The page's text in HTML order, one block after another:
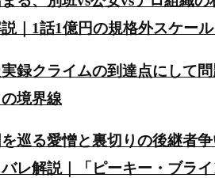
｜1話1億円の規格外スケー
実録クライムの到達点にして
境界線
を巡る愛憎と裏切りの後継者
レ解説｜「ピーキー・ブラ